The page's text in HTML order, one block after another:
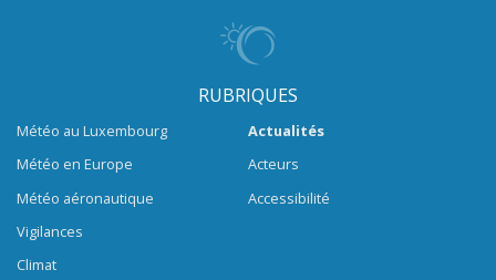
RUBRIQUES
Météo au Luxembourg
Météo en Europe
Météo aéronautique
Vigilances
Climat
Actualités
Acteurs
Accessibilité